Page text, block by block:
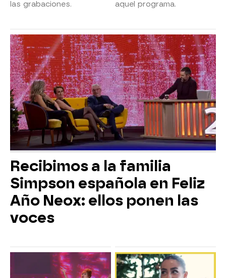
las grabaciones.
aquel programa.
Recibimos a la familia
Simpson española en Feliz
Año Neox: ellos ponen las
voces